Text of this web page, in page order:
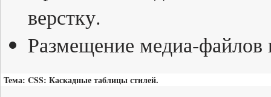
верстку.
Размещение медиа-файлов
Тема: CSS: Каскадные таблицы стилей.